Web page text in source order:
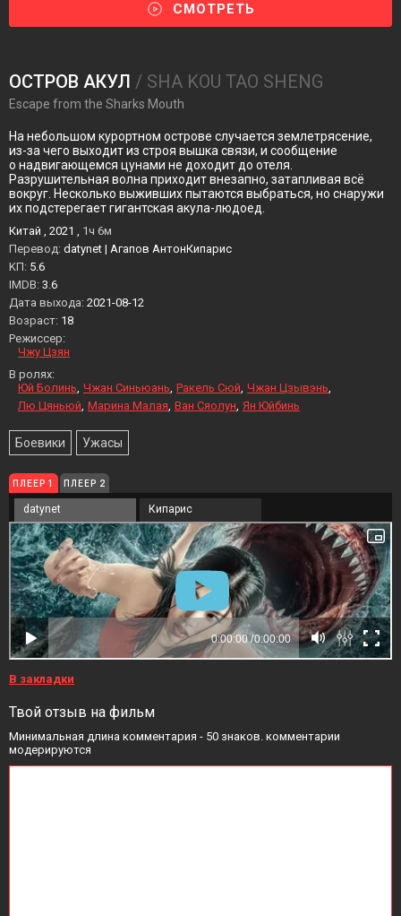
СМОТРЕТЬ
ОСТРОВ АКУЛ / SHA KOU TAO SHENG
Escape from the Sharks Mouth
На небольшом курортном острове случается землетрясение,
из-за чего выходит из строя вышка связи, и сообщение
о надвигающемся цунами не доходит до отеля.
Разрушительная волна приходит внезапно, затапливая всё
вокруг. Несколько выживших пытаются выбраться, но снаружи
их подстерегает гигантская акула-людоед.
Китай , 2021 , 1ч 6м
Перевод: datynet | Агапов АнтонКипарис
KП: 5.6
IMDB: 3.6
Дата выхода: 2021-08-12
Возраст: 18
Режиссер:
Чжу Цзян
В ролях:
Юй Болинь Чжан Синьюань Ракель Сюй Чжан Цзывэнь
Лю Цяньюй Марина Малая Ван Сяолун Ян Юйбинь
Боевики Ужасы
ПЛЕЕР 1 ПЛЕЕР 2
datynet Кипарис
В закладки
Твой отзыв на фильм
Минимальная длина комментария - 50 знаков. комментарии
модерируются